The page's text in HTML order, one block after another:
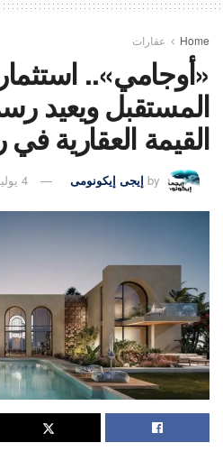
Home عقارات
«أوجامي»..
المستقبل ويعيد
القيمة العقارية
by إيجى إيكونومى 4 يوليو، 2026